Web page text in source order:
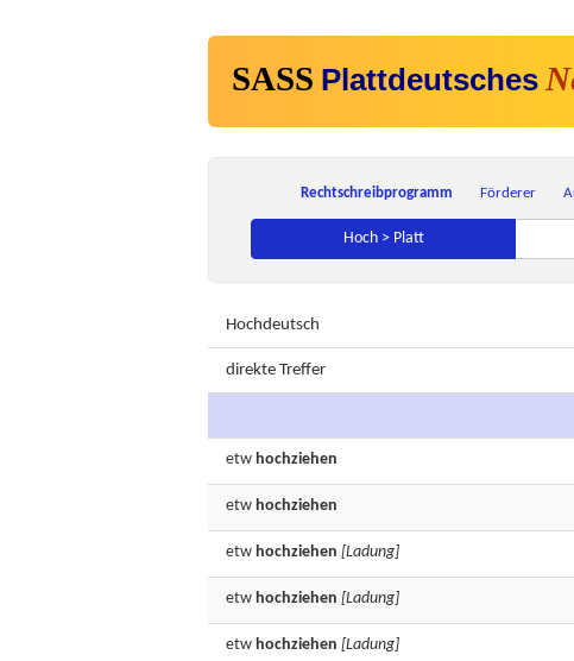
SASS Plattdeutsches
Rechtschreibprogramm Förderer
Hoch > Platt
Hochdeutsch
direkte Treffer
etw hochziehen
etw hochziehen
etw hochziehen [Ladung]
etw hochziehen [Ladung]
etw hochziehen [Ladung]